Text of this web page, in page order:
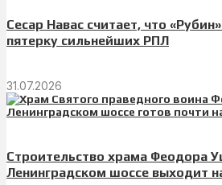
Сесар Навас считает, что
пятерку сильнейших РПЛ
31.07.2026
Строительство храма Феодора
Ленинградском шоссе выходит